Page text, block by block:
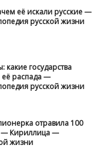
её искали русские —
русской жизни
государства
её распада —
русской жизни
отравила 100
— Кириллица —
жизни